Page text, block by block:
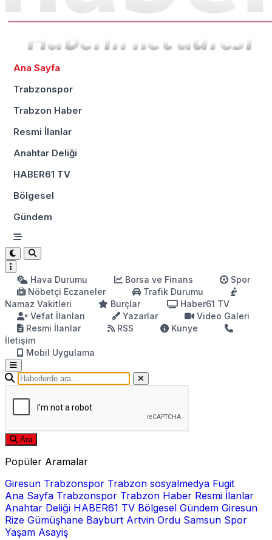
Ana Sayfa
Trabzonspor
Trabzon Haber
Resmi İlanlar
Anahtar Deliği
HABER61 TV
Bölgesel
Gündem
Hava Durumu Borsa ve Finans
Spor
Nöbetçi Eczaneler
Trafik Durumu
Namaz Vakitleri
Burçlar
Haber61 TV
Vefat İlanları
Yazarlar
Video Galeri
Resmi İlanlar
RSS
Künye
İletişim
Mobil Uygulama
Ara
Popüler Aramalar
Giresun Trabzonspor Trabzon sosyalmedya Fugit
Ana Sayfa Trabzonspor Trabzon Haber Resmi İlanlar
Anahtar Deliği HABER61 TV Bölgesel Gündem Giresun
Rize Gümüşhane Bayburt Artvin Ordu Samsun Spor
Yaşam Asayiş